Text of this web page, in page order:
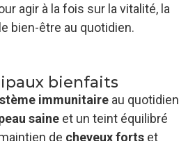
agir à la fois sur la vitalité, la
bien-être au quotidien.
bienfaits
immunitaire au quotidien
saine et un teint équilibré
de cheveux forts et